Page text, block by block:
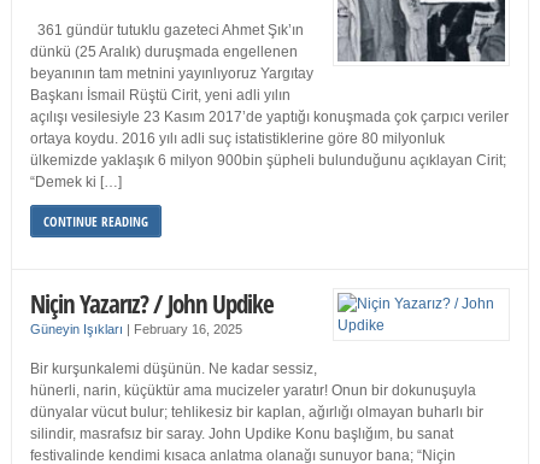
361 gündür tutuklu gazeteci Ahmet Şık’ın
dünkü (25 Aralık) duruşmada engellenen
beyanının tam metnini yayınlıyoruz Yargıtay
Başkanı İsmail Rüştü Cirit, yeni adli yılın
açılışı vesilesiyle 23 Kasım 2017’de yaptığı konuşmada çok çarpıcı veriler
ortaya koydu. 2016 yılı adli suç istatistiklerine göre 80 milyonluk
ülkemizde yaklaşık 6 milyon 900bin şüpheli bulunduğunu açıklayan Cirit;
“Demek ki […]
CONTINUE READING
Niçin Yazarız? / John Updike
Güneyin Işıkları | February 16, 2025
Bir kurşunkalemi düşünün. Ne kadar sessiz,
hünerli, narin, küçüktür ama mucizeler yaratır! Onun bir dokunuşuyla
dünyalar vücut bulur; tehlikesiz bir kaplan, ağırlığı olmayan buharlı bir
silindir, masrafsız bir saray. John Updike Konu başlığım, bu sanat
festivalinde kendimi kısaca anlatma olanağı sunuyor bana; “Niçin